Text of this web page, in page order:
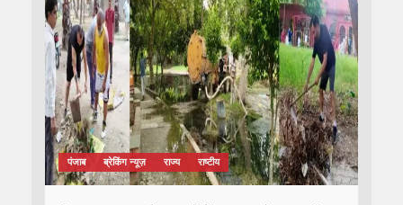
पंजाब ब्रेकिंग न्यूज़ राज्य राष्टीय